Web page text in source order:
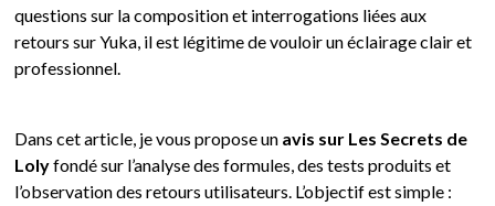
questions sur la composition et interrogations liées aux
retours sur Yuka, il est légitime de vouloir un éclairage clair et
professionnel.
Dans cet article, je vous propose un avis sur Les Secrets de
Lolyfondé sur l’analyse des formules, des tests produits et
l’observation des retours utilisateurs. L’objectif est simple :